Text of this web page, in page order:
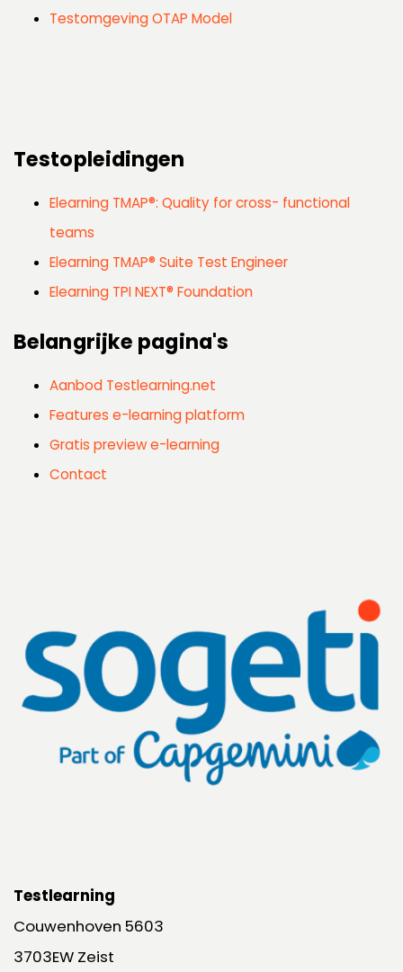
Testomgeving OTAP Model
Testopleidingen
Elearning TMAP®: Quality for cross- functional
teams
Elearning TMAP® Suite Test Engineer
Elearning TPI NEXT® Foundation
Belangrijke pagina's
Aanbod Testlearning.net
Features e-learning platform
Gratis preview e-learning
Contact
Testlearning
Couwenhoven 5603
3703EW Zeist